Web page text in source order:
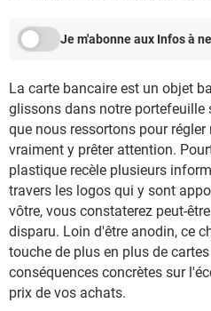
Je m'abonne aux Infos à
La carte bancaire est un objet
glissons dans notre portefeuille
que nous ressortons pour
vraiment y prêter attention.
plastique recèle plusieurs
travers les logos qui y sont
vôtre, vous constaterez peut-
disparu. Loin d'être anodin, ce
touche de plus en plus de
conséquences concrètes sur
prix de vos achats.